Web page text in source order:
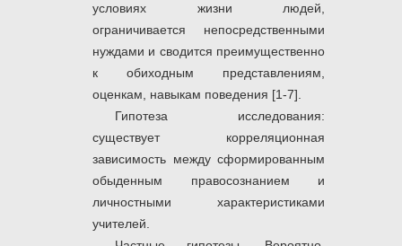
условиях жизни людей,
ограничивается непосредственными
нуждами и сводится преимущественно
к обиходным представлениям,
оценкам, навыкам поведения [1-7].
Гипотеза исследования:
существует корреляционная
зависимость между сформированным
обыденным правосознанием и
личностными характеристиками
учителей.